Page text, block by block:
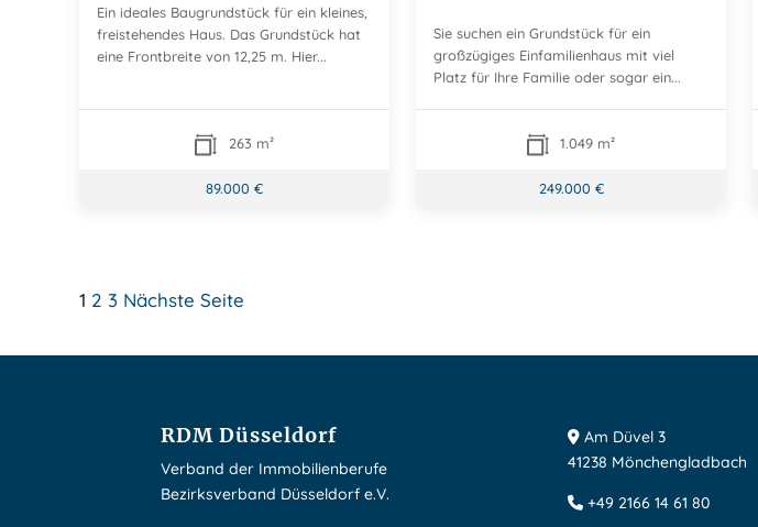
Ein ideales Baugrundstück für ein kleines,
freistehendes Haus. Das Grundstück hat
eine Frontbreite von 12,25 m. Hier...
263 m²
89.000 €
Sie suchen ein Grundstück für ein
großzügiges Einfamilienhaus mit viel
Platz für Ihre Familie oder sogar ein...
1.049 m²
249.000 €
Seitennummerierung
1 2 3 Nächste Seite
RDM Düsseldorf
Verband der Immobilienberufe
Bezirksverband Düsseldorf e.V.
Am Düvel 3
41238 Mönchengladbach
+49 2166 14 61 80